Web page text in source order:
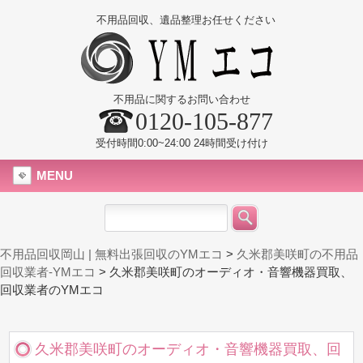
不用品回収、遺品整理お任せください
不用品に関するお問い合わせ
0120-105-877
受付時間0:00~24:00 24時間受け付け
MENU
不用品回収岡山 | 無料出張回収のYMエコ > 久米郡美咲町の不用品
回収業者-YMエコ > 久米郡美咲町のオーディオ・音響機器買取、
回収業者のYMエコ
久米郡美咲町のオーディオ・音響機器買取、回